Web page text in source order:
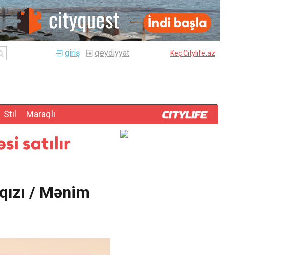
qeydiyyat
giriş Keç Citylife.az
Stil Maraqlı
/ Mənim